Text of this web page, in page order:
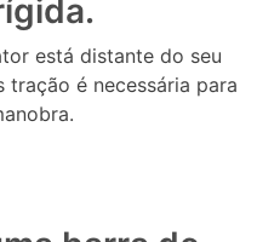
está distante do seu
é necessária para